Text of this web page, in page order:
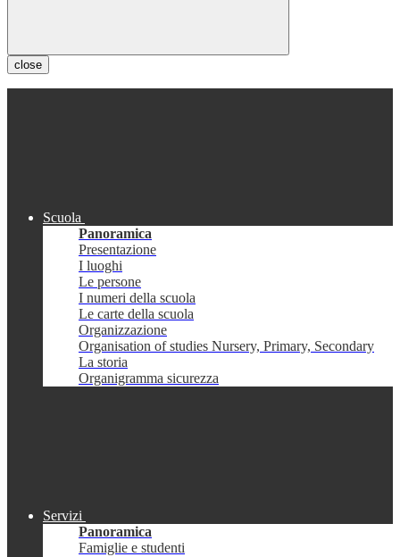
close
Scuola
Panoramica
Presentazione
I luoghi
Le persone
I numeri della scuola
Le carte della scuola
Organizzazione
Organisation of studies Nursery, Primary, Secondary
La storia
Organigramma sicurezza
Servizi
Panoramica
Famiglie e studenti